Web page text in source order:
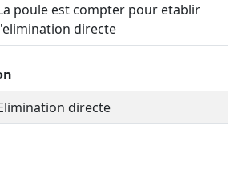
poule est compter pour etablir
directe
directe